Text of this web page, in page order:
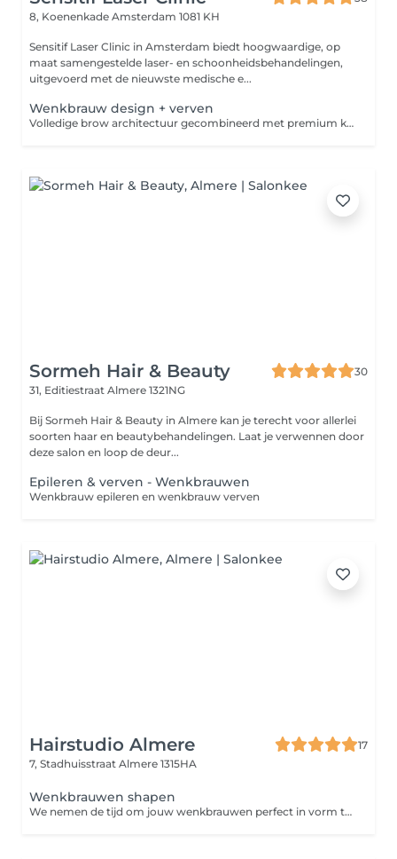
8, Koenenkade Amsterdam 1081 KH
Sensitif Laser Clinic in Amsterdam biedt hoogwaardige, op
maat samengestelde laser- en schoonheidsbehandelingen,
uitgevoerd met de nieuwste medische e...
Wenkbrauw design + verven
Volledige brow architectuur gecombineerd met premium kleurbehandeling inclusief uitgebreide gezichtsanalyse, mappen, vorming en resultaatadvies voor thuisverzorging. Resultaat: Perfecte vorm en kleur, volledig op maat. de ultieme definitie voor uw wenkbrauwen.
Sormeh Hair & Beauty
30
31, Editiestraat Almere 1321NG
Bij Sormeh Hair & Beauty in Almere kan je terecht voor allerlei
soorten haar en beautybehandelingen. Laat je verwennen door
deze salon en loop de deur...
Epileren & verven - Wenkbrauwen
Wenkbrauw epileren en wenkbrauw verven
Hairstudio Almere
17
7, Stadhuisstraat Almere 1315HA
Wenkbrauwen shapen
We nemen de tijd om jouw wenkbrauwen perfect in vorm te brengen door middel van threading, oftewel epileren met touw. We luisteren naar je wensen en houden rekening met de vorm van je gezicht en de natuurlijke groei van je wenkbrauwen. Zo zorgen we ervoor dat jouw wenkbrauwen perfect bij je passen en je gezicht de mooiste expressie geven. Wil je jouw behandeling helemaal afstemmen op jouw persoonlijke stijl? Voeg dan een brow tint of brow lamination toe voor een extra verzorgde look.